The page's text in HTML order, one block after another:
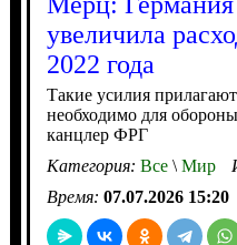
увеличила
2022 года
Такие усилия
необходимо для
канцлер ФРГ
Категория: Все\Мир
Время: 07.07.2026 15:20